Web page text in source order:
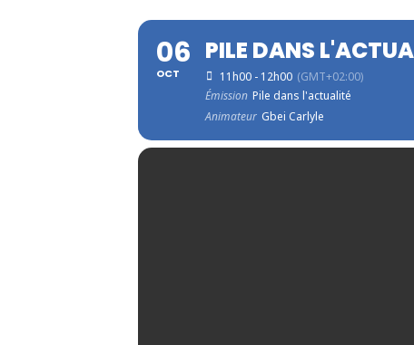
06
OCT
PILE DANS
11h00 - 12h00 (GMT+02:00)
Émission Pile dans l'actualité
Animateur Gbei Carlyle